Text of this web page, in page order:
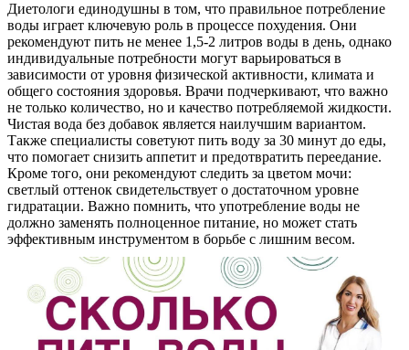
Диетологи единодушны в том, что правильное потребление
воды играет ключевую роль в процессе похудения. Они
рекомендуют пить не менее 1,5-2 литров воды в день, однако
индивидуальные потребности могут варьироваться в
зависимости от уровня физической активности, климата и
общего состояния здоровья. Врачи подчеркивают, что важно
не только количество, но и качество потребляемой жидкости.
Чистая вода без добавок является наилучшим вариантом.
Также специалисты советуют пить воду за 30 минут до еды,
что помогает снизить аппетит и предотвратить переедание.
Кроме того, они рекомендуют следить за цветом мочи:
светлый оттенок свидетельствует о достаточном уровне
гидратации. Важно помнить, что употребление воды не
должно заменять полноценное питание, но может стать
эффективным инструментом в борьбе с лишним весом.